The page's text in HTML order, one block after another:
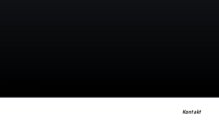
Kontakt